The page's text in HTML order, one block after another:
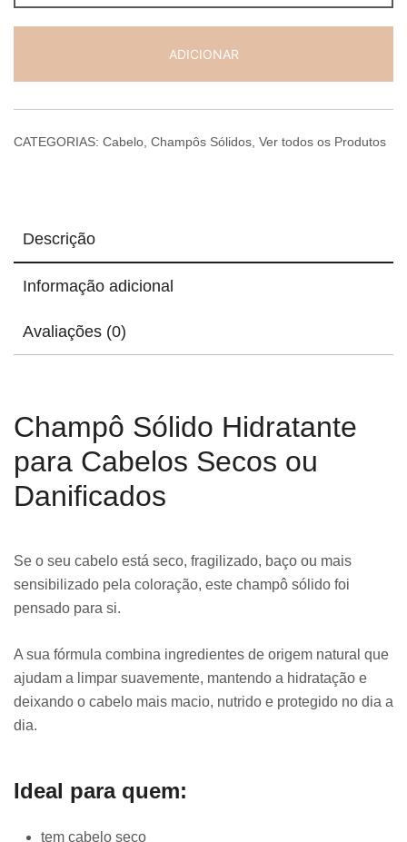
Champô
Hidratante
para
Cabelos
ADICIONAR
CATEGORIAS: Cabelo, Champôs Sólidos, Ver todos os Produtos
Descrição
Informação adicional
Avaliações (0)
Champô Sólido Hidratante
para Cabelos Secos ou
Danificados
Se o seu cabelo está seco, fragilizado, baço ou mais
sensibilizado pela coloração, este champô sólido foi
pensado para si.
A sua fórmula combina ingredientes de origem natural que
ajudam a limpar suavemente, mantendo a hidratação e
deixando o cabelo mais macio, nutrido e protegido no dia a
dia.
Ideal para quem:
tem cabelo seco